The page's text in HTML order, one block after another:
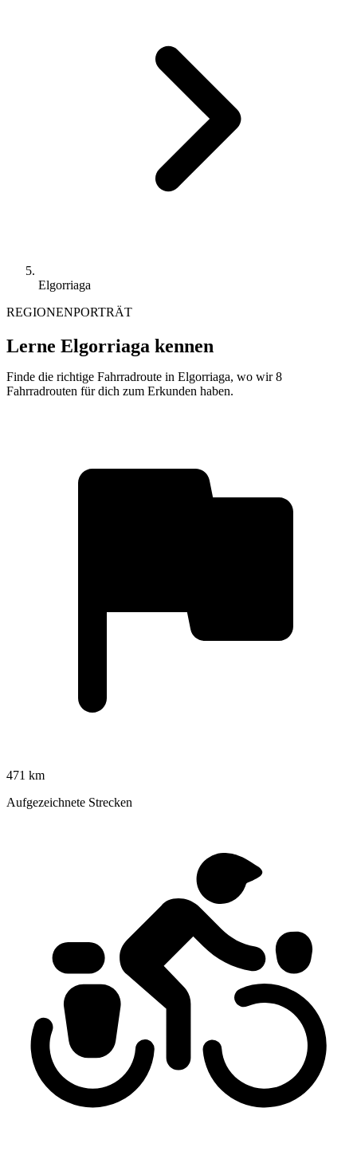
Elgorriaga
REGIONENPORTRÄT
Lerne Elgorriaga kennen
Finde die richtige Fahrradroute in Elgorriaga, wo wir 8
Fahrradrouten für dich zum Erkunden haben.
471 km
Aufgezeichnete Strecken